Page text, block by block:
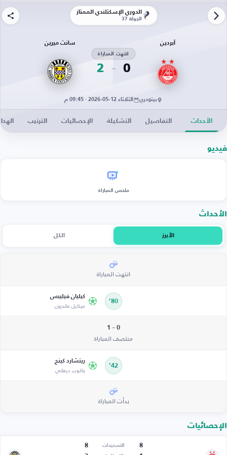
الدوري الإسكتلندي الممتاز
الجولة 37
أبردين
0
انتهت المباراة
2
سانت ميرين
بيتودري الثلاثاء 12-05-2026 · 09:45 م
الأحداث التفاصيل التشكيلة الإحصائيات الترتيب
فيديو
ملخص المباراة
الأحداث
الأبرز الكل
انتهت المباراة
80’
كيليان فيليبس
ميكايل ماندرون
0 - 1
منتصف المباراة
42’
ريتشارد كينج
جاكوب ديفاني
بدأت المباراة
الإحصائيات
8 التسديدات
8